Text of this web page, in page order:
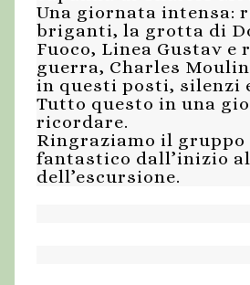
Una giornata intensa:
briganti, la grotta di
Fuoco, Linea Gustav e
guerra, Charles
in questi posti, silenzi
Tutto questo in una
ricordare.
Ringraziamo il gruppo
fantastico dall’inizio
dell’escursione.